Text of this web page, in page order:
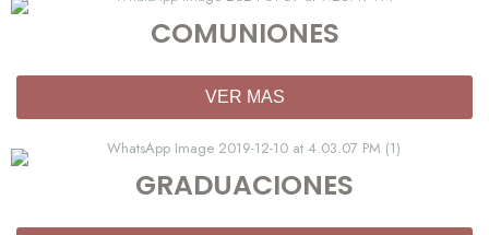
COMUNIONES
VER MAS
GRADUACIONES